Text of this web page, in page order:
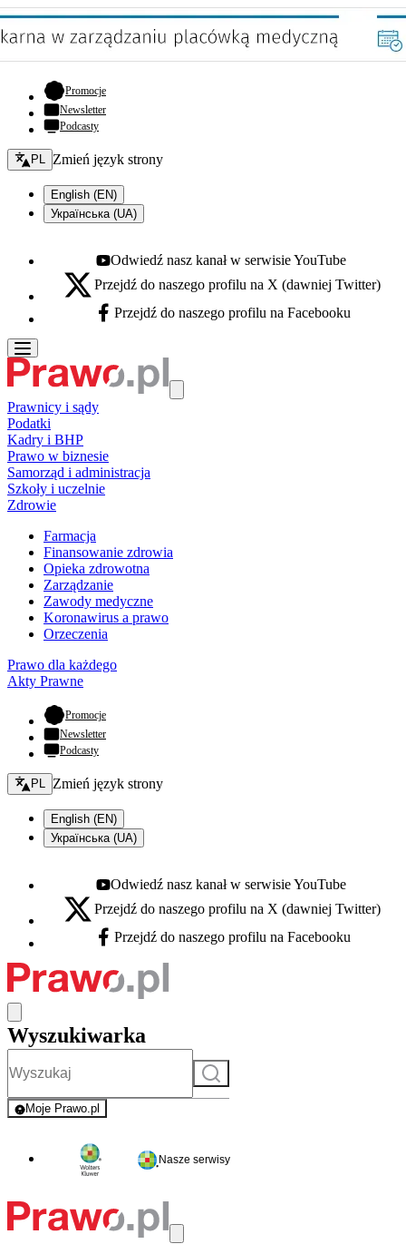
Promocje- otwiera się w nowej karcie
Newsletter
Podcasty
Zmień język - bieżący:
PL Zmień język strony
English (EN)
Українська (UA)
Youtube - otwiera się w nowej karcie
Odwiedź nasz kanał w serwisie YouTube
X - otwiera się w nowej karcie
Przejdź do naszego profilu na X (dawniej Twitter)
Facebook - otwiera się w nowej karcie
Przejdź do naszego profilu na Facebooku
Prawnicy i sądy
Podatki
Kadry i BHP
Prawo w biznesie
Samorząd i administracja
Szkoły i uczelnie
Zdrowie
Farmacja
Finansowanie zdrowia
Opieka zdrowotna
Zarządzanie
Zawody medyczne
Koronawirus a prawo
Orzeczenia
Prawo dla każdego
Akty Prawne
Promocje- otwiera się w nowej karcie
Newsletter
Podcasty
Zmień język - bieżący:
PL Zmień język strony
English (EN)
Українська (UA)
Youtube - otwiera się w nowej karcie
Odwiedź nasz kanał w serwisie YouTube
X - otwiera się w nowej karcie
Przejdź do naszego profilu na X (dawniej Twitter)
Facebook - otwiera się w nowej karcie
Przejdź do naszego profilu na Facebooku
Wyszukiwarka
Szukaj
Moje Prawo.pl
- rejestracja i logowanie do serwisu
Nasze serwisy